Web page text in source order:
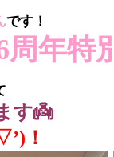
です！
6周年特
す👼
！